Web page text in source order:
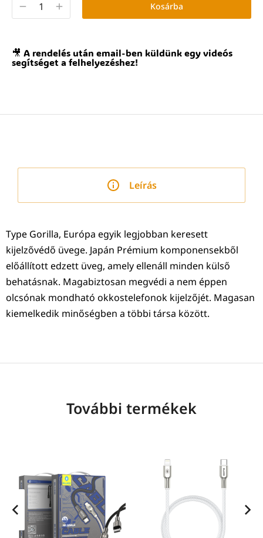
Kosárba
🎥 A rendelés után email-ben küldünk egy videós
segítséget a felhelyezéshez!
Leírás
Type Gorilla, Európa egyik legjobban keresett
kijelzővédő üvege. Japán Prémium komponensekből
előállított edzett üveg, amely ellenáll minden külső
behatásnak. Magabiztosan megvédi a nem éppen
olcsónak mondható okkostelefonok kijelzőjét. Magasan
kiemelkedik minőségben a többi társa között.
További termékek